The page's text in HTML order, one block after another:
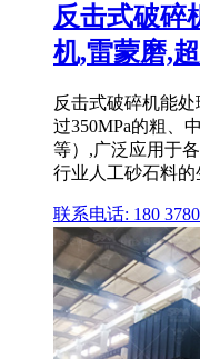
反击式破碎
机,雷蒙磨,
反击式破碎机能
过350MPa的粗、
等）,广泛应用于
行业人工砂石料的
联系电话: 180 3780